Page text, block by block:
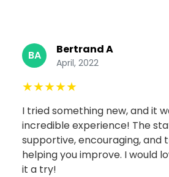
BA Bertrand A
April, 2022
★★★★★
I tried something new, and it
incredible experience! The
supportive, encouraging, and
helping you improve. I would
it a try!